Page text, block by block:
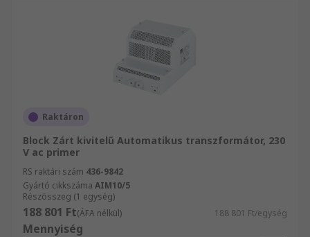
Raktáron
Block Zárt kivitelű Automatikus transzformátor, 230
V ac primer
RS raktári szám 436-9842
Gyártó cikkszáma AIM10/5
Részösszeg (1 egység)
188 801 Ft(ÁFA nélkül) 188 801 Ft/egység
Mennyiség